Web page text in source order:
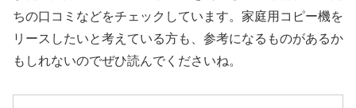
ちの口コミなどをチェックしています。家庭用コピー機を
リースしたいと考えている方も、参考になるものがあるか
もしれないのでぜひ読んでくださいね。